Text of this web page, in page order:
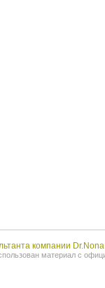
компании Dr.Nona
материал с